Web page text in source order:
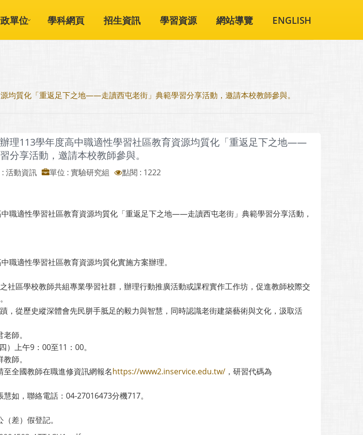
單位 學科網頁 招生資訊 學習資源 網站導覽 ENGLISH
均質化「重返足下之地——走讀西屯老街」典範學習分享活動，邀請本校教師參與。
理113學年度高中職適性學習社區教育資源均質化「重返足下之地——
分享活動，邀請本校教師參與。
活動資訊 單位 : 實驗研究組
點閱 : 1222
職適性學習社區教育資源均質化「重返足下之地——走讀西屯老街」典範學習分享活動，
職適性學習社區教育資源均質化實施方案辦理。
之社區學校教師共組專業學習社群，辦理行動推廣活動或課程實作工作坊，促進教師校際交
蹟，從歷史縱深體會先民胼手胝足的毅力與智慧，同時認識老街建築藝術與文化，汲取活
師。
）上午9：00至11：00。
師。
全國教師在職進修資訊網報名https://www2.inservice.edu.tw/，研習代碼為
如，聯絡電話：04-27016473分機717。
差）假登記。